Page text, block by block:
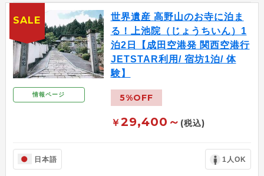
情報ページ
世界遺産 高野山のお寺に泊ま
る！上池院（じょうちいん）1
泊2日【成田空港発 関西空港行
JETSTAR利用/ 宿坊1泊/ 体
験】
5%OFF
￥29,400～ (税込)
日本語 1人OK
SALE